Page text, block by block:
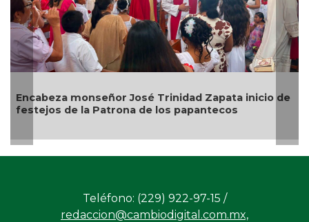
Encabeza monseñor José Trinidad Zapata inicio de
festejos de la Patrona de los papantecos
Teléfono: (229) 922-97-15 /
redaccion@cambiodigital.com.mx,